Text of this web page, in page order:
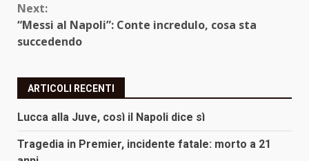
Next:
“Messi al Napoli”: Conte incredulo, cosa sta
succedendo
ARTICOLI RECENTI
Lucca alla Juve, così il Napoli dice sì
Tragedia in Premier, incidente fatale: morto a 21